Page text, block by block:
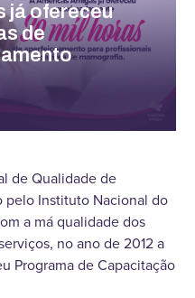
já ofereceu
de
de Qualidade de
pelo Instituto Nacional do
a má qualidade dos
no ano de 2012 a
Programa de Capacitação